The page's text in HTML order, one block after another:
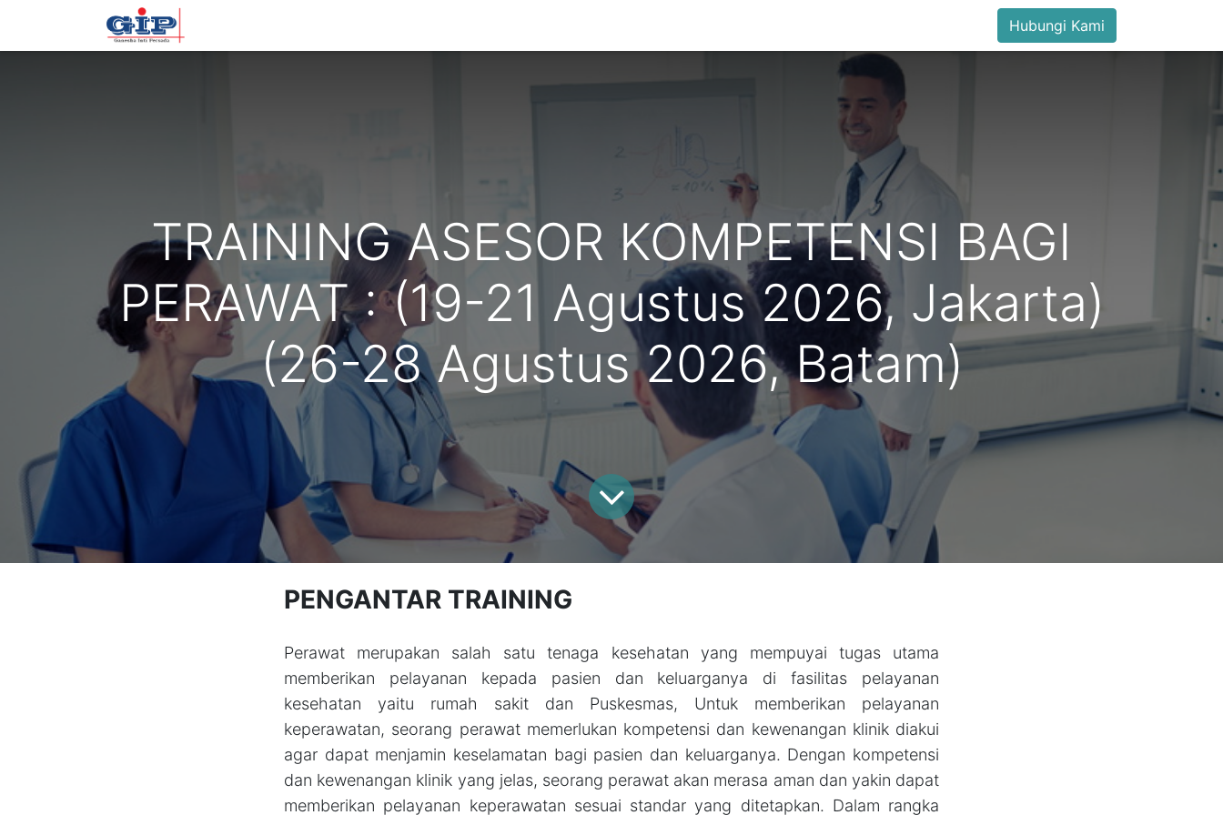
Hubungi Kami
TRAINING ASESOR KOMPETENSI BAGI
PERAWAT : (19-21 Agustus 2026, Jakarta)
(26-28 Agustus 2026, Batam)
PENGANTAR TRAINING
Perawat merupakan salah satu tenaga kesehatan yang mempuyai tugas utama
memberikan pelayanan kepada pasien dan keluarganya di fasilitas pelayanan
kesehatan yaitu rumah sakit dan Puskesmas, Untuk memberikan pelayanan
keperawatan, seorang perawat memerlukan kompetensi dan kewenangan klinik diakui
agar dapat menjamin keselamatan bagi pasien dan keluarganya. Dengan kompetensi
dan kewenangan klinik yang jelas, seorang perawat akan merasa aman dan yakin dapat
memberikan pelayanan keperawatan sesuai standar yang ditetapkan. Dalam rangka